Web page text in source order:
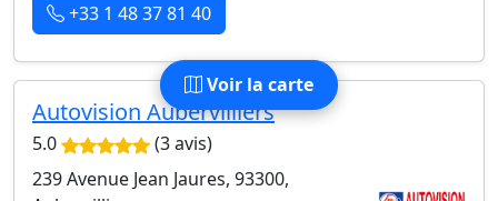
Voir la carte
+33 1 48 37 81 40
Autovision Aubervilliers
5.0
(3 avis)
239 Avenue Jean Jaures, 93300,